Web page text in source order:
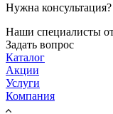
Нужна консультация?
Наши специалисты
Задать вопрос
Каталог
Акции
Услуги
Компания